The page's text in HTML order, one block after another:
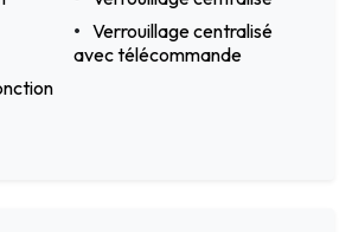
Verrouillage centralisé
avec télécommande